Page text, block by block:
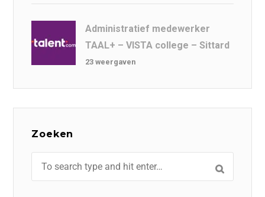
Administratief medewerker
TAAL+ – VISTA college – Sittard
23 weergaven
Zoeken